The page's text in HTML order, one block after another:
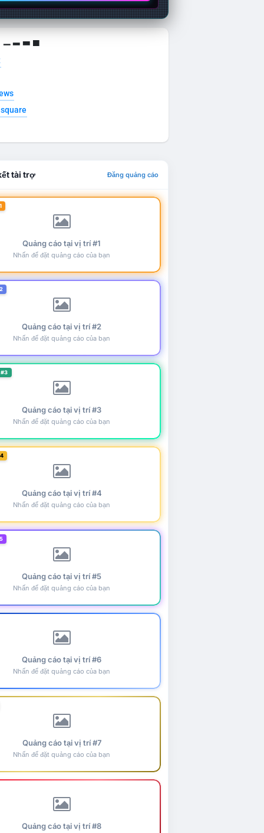
▁ ▂ ▃ ▄
tài trợ Đăng quảng cáo
Quảng cáo tại vị trí #1
Nhấn để đặt quảng cáo của bạn
Quảng cáo tại vị trí #2
Nhấn để đặt quảng cáo của bạn
Quảng cáo tại vị trí #3
Nhấn để đặt quảng cáo của bạn
Quảng cáo tại vị trí #4
Nhấn để đặt quảng cáo của bạn
Quảng cáo tại vị trí #5
Nhấn để đặt quảng cáo của bạn
Quảng cáo tại vị trí #6
Nhấn để đặt quảng cáo của bạn
Quảng cáo tại vị trí #7
Nhấn để đặt quảng cáo của bạn
Quảng cáo tại vị trí #8